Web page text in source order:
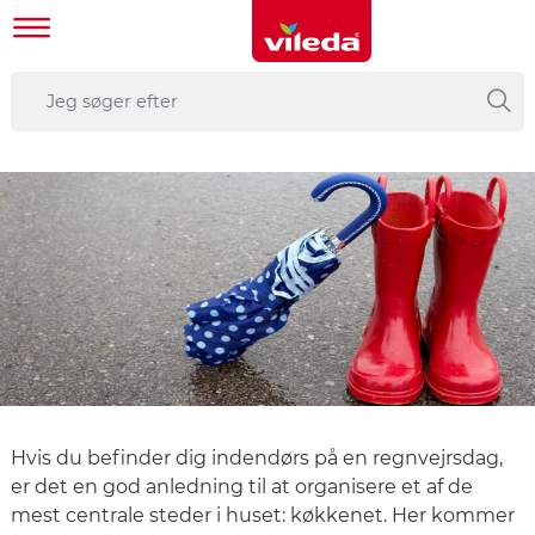
Hvis du befinder dig indendørs på en regnvejrsdag,
er det en god anledning til at organisere et af de
mest centrale steder i huset: køkkenet. Her kommer